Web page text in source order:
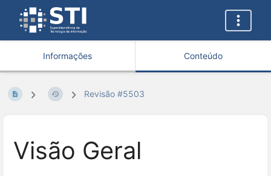
Informações Conteúdo
Revisão #5503
Visão Geral